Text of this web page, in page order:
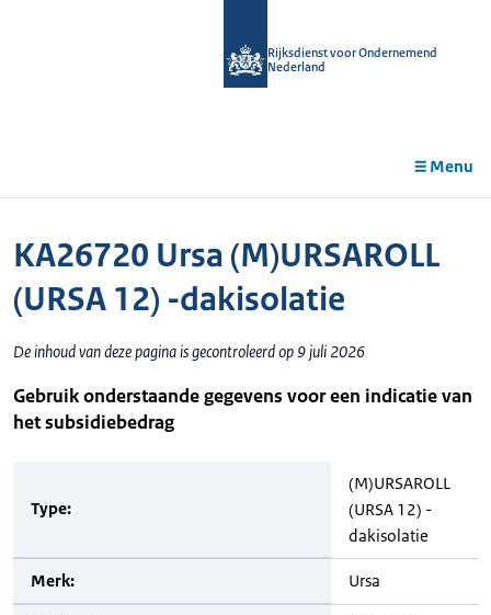
Rijksdienst voor Ondernemend
Nederland
Menu
KA26720 Ursa (M)URSAROLL
(URSA 12) -dakisolatie
De inhoud van deze pagina is gecontroleerd op 9 juli 2026
Gebruik onderstaande gegevens voor een indicatie van
het subsidiebedrag
Type:
(M)URSAROLL
(URSA 12) -
dakisolatie
Merk: Ursa